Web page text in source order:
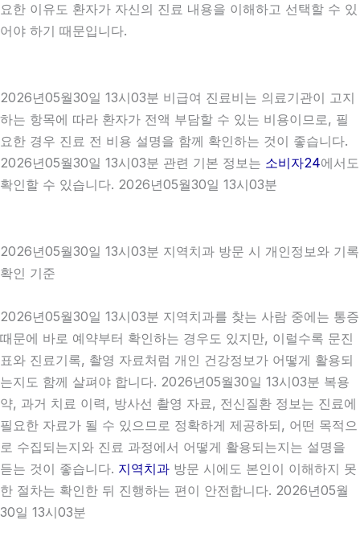
요한 이유도 환자가 자신의 진료 내용을 이해하고 선택할 수 있
어야 하기 때문입니다.
2026년05월30일 13시03분 비급여 진료비는 의료기관이 고지
하는 항목에 따라 환자가 전액 부담할 수 있는 비용이므로, 필
요한 경우 진료 전 비용 설명을 함께 확인하는 것이 좋습니다.
2026년05월30일 13시03분 관련 기본 정보는 소비자24에서도
확인할 수 있습니다. 2026년05월30일 13시03분
2026년05월30일 13시03분 지역치과 방문 시 개인정보와 기록
확인 기준
2026년05월30일 13시03분 지역치과를 찾는 사람 중에는 통증
때문에 바로 예약부터 확인하는 경우도 있지만, 이럴수록 문진
표와 진료기록, 촬영 자료처럼 개인 건강정보가 어떻게 활용되
는지도 함께 살펴야 합니다. 2026년05월30일 13시03분 복용
약, 과거 치료 이력, 방사선 촬영 자료, 전신질환 정보는 진료에
필요한 자료가 될 수 있으므로 정확하게 제공하되, 어떤 목적으
로 수집되는지와 진료 과정에서 어떻게 활용되는지는 설명을
듣는 것이 좋습니다. 지역치과 방문 시에도 본인이 이해하지 못
한 절차는 확인한 뒤 진행하는 편이 안전합니다. 2026년05월
30일 13시03분